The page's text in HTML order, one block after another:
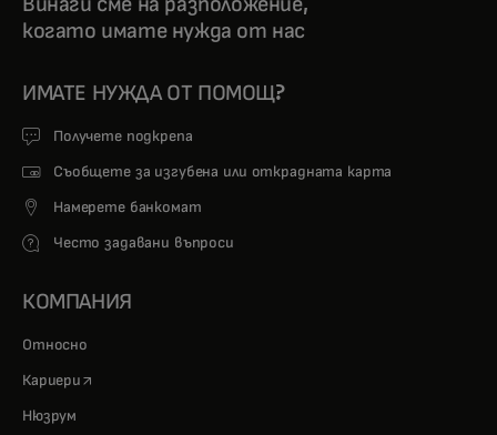
Винаги сме на разположение,
когато имате нужда от нас
ИМАТЕ НУЖДА ОТ ПОМОЩ?
Получете подкрепа
Съобщете за изгубена или открадната карта
Намерете банкомат
Често задавани въпроси
КОМПАНИЯ
Относно
Кариери opens in a new tab
Нюзрум